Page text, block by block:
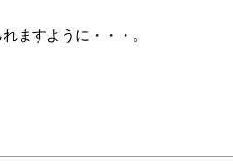
ますように・・・。